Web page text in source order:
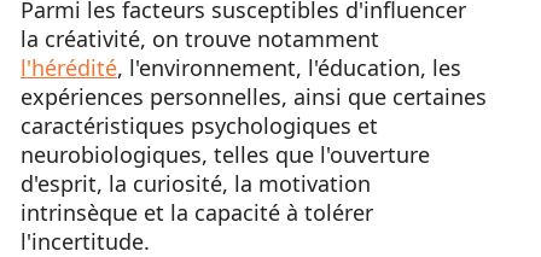
Parmi les facteurs susceptibles d'influencer
la créativité, on trouve notamment
l'hérédité, l'environnement, l'éducation, les
expériences personnelles, ainsi que certaines
caractéristiques psychologiques et
neurobiologiques, telles que l'ouverture
d'esprit, la curiosité, la motivation
intrinsèque et la capacité à tolérer
l'incertitude.